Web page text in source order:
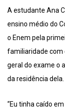
A estudante Ana
ensino médio do
o Enem pela
familiaridade com
geral do exame o
da residência dela.
“Eu tinha caído